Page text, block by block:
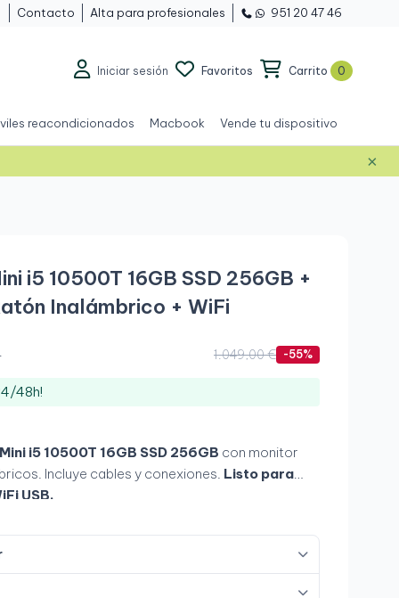
Contacto Alta para profesionales 951 20 47 46
Iniciar sesión Favoritos Carrito 0
reacondicionados Macbook Vende tu dispositivo
×
Grado A+
i5 10500T 16GB SSD 256GB +
Inalámbrico + WiFi
1.049,00 € -55%
48h!
i5 10500T 16GB SSD 256GB con monitor
Incluye cables y conexiones. Listo para
USB.